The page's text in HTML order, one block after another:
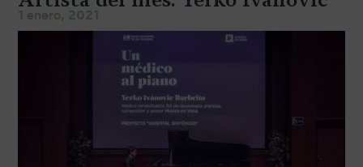
TRANSPORTE Y ALMACENAJE
MANTENIMIENTO Y TASACIÓN
SISTEMA SILENT
RESTAURACIÓN
NOSOTROS
1 enero, 2021